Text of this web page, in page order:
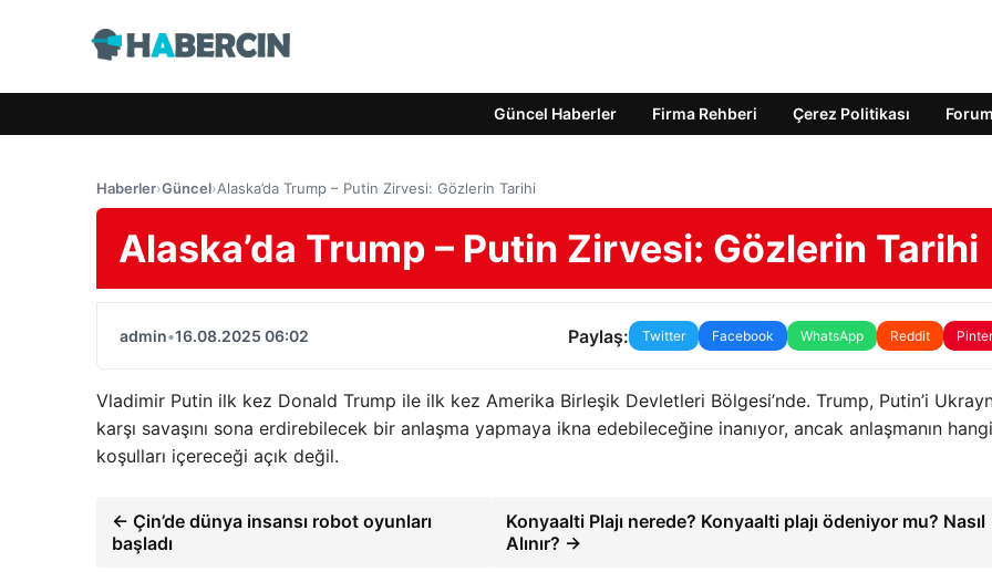
Güncel Haberler Firma Rehberi Çerez Politikası Forum
Haberler›Güncel›Alaska’da Trump – Putin Zirvesi: Gözlerin Tarihi
Alaska’da Trump – Putin Zirvesi: Gözlerin Tarihi
admin•16.08.2025 06:02 Paylaş: Twitter Facebook WhatsApp Reddit
Vladimir Putin ilk kez Donald Trump ile ilk kez Amerika Birleşik Devletleri Bölgesi’nde. Trump, Putin’i
karşı savaşını sona erdirebilecek bir anlaşma yapmaya ikna edebileceğine inanıyor, ancak anlaşmanın hangi
koşulları içereceği açık değil.
← Çin’de dünya insansı robot oyunları
başladı
Konyaalti Plajı nerede? Konyaalti plajı ödeniyor mu? Nasıl
Alınır? →